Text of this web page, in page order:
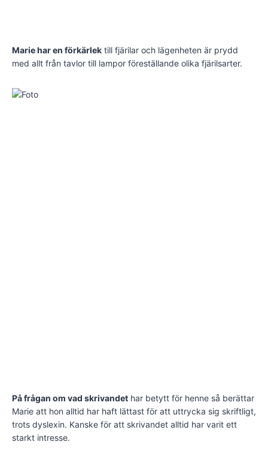
Marie har en förkärlek till fjärilar och lägenheten är prydd
med allt från tavlor till lampor föreställande olika fjärilsarter.
På frågan om vad skrivandet har betytt för henne så berättar
Marie att hon alltid har haft lättast för att uttrycka sig skriftligt,
trots dyslexin. Kanske för att skrivandet alltid har varit ett
starkt intresse.